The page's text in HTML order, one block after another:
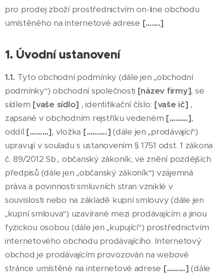
pro prodej zboží prostřednictvím on-line obchodu
umístěného na internetové adrese […….]
1. Úvodní ustanovení
1.1. Tyto obchodní podmínky (dále jen „obchodní
podmínky“) obchodní společnosti [název firmy], se
sídlem [vaše sídlo] , identifikační číslo: [vaše ič] ,
zapsané v obchodním rejstříku vedeném [………],
oddíl [………], vložka [……….] (dále jen „prodávající“)
upravují v souladu s ustanovením § 1751 odst. 1 zákona
č. 89/2012 Sb., občanský zákoník, ve znění pozdějších
předpisů (dále jen „občanský zákoník“) vzájemná
práva a povinnosti smluvních stran vzniklé v
souvislosti nebo na základě kupní smlouvy (dále jen
„kupní smlouva“) uzavírané mezi prodávajícím a jinou
fyzickou osobou (dále jen „kupující“) prostřednictvím
internetového obchodu prodávajícího. Internetový
obchod je prodávajícím provozován na webové
stránce umístěné na internetové adrese [………] (dále